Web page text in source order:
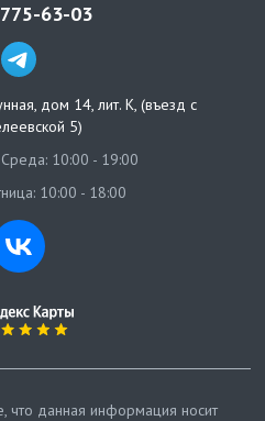
63-03
дом 14, лит. К, (въезд с
5)
10:00 - 19:00
10:00 - 18:00
данная информация носит